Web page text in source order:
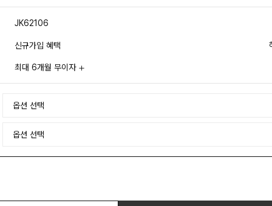
JK62106
신규가입 혜택
최대 6개월 무이자